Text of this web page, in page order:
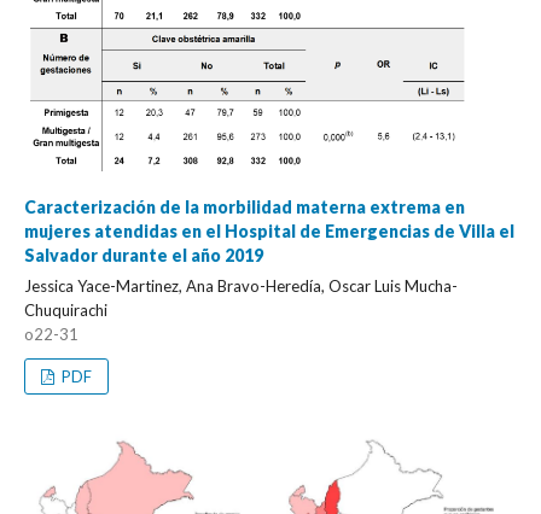
Caracterización de la morbilidad materna extrema en
mujeres atendidas en el Hospital de Emergencias de Villa el
Salvador durante el año 2019
Jessica Yace-Martinez, Ana Bravo-Heredía, Oscar Luis Mucha-
Chuquirachi
o22-31
PDF